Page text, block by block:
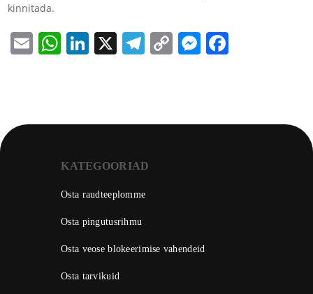
kinnitada.
EmailWhatsApp
LinkedIn
X Telegram
Copy
KATEGOORIAD
Osta raudteeplomme
Osta pingutusrihmu
Osta veose blokeerimise vahendeid
Osta tarvikuid